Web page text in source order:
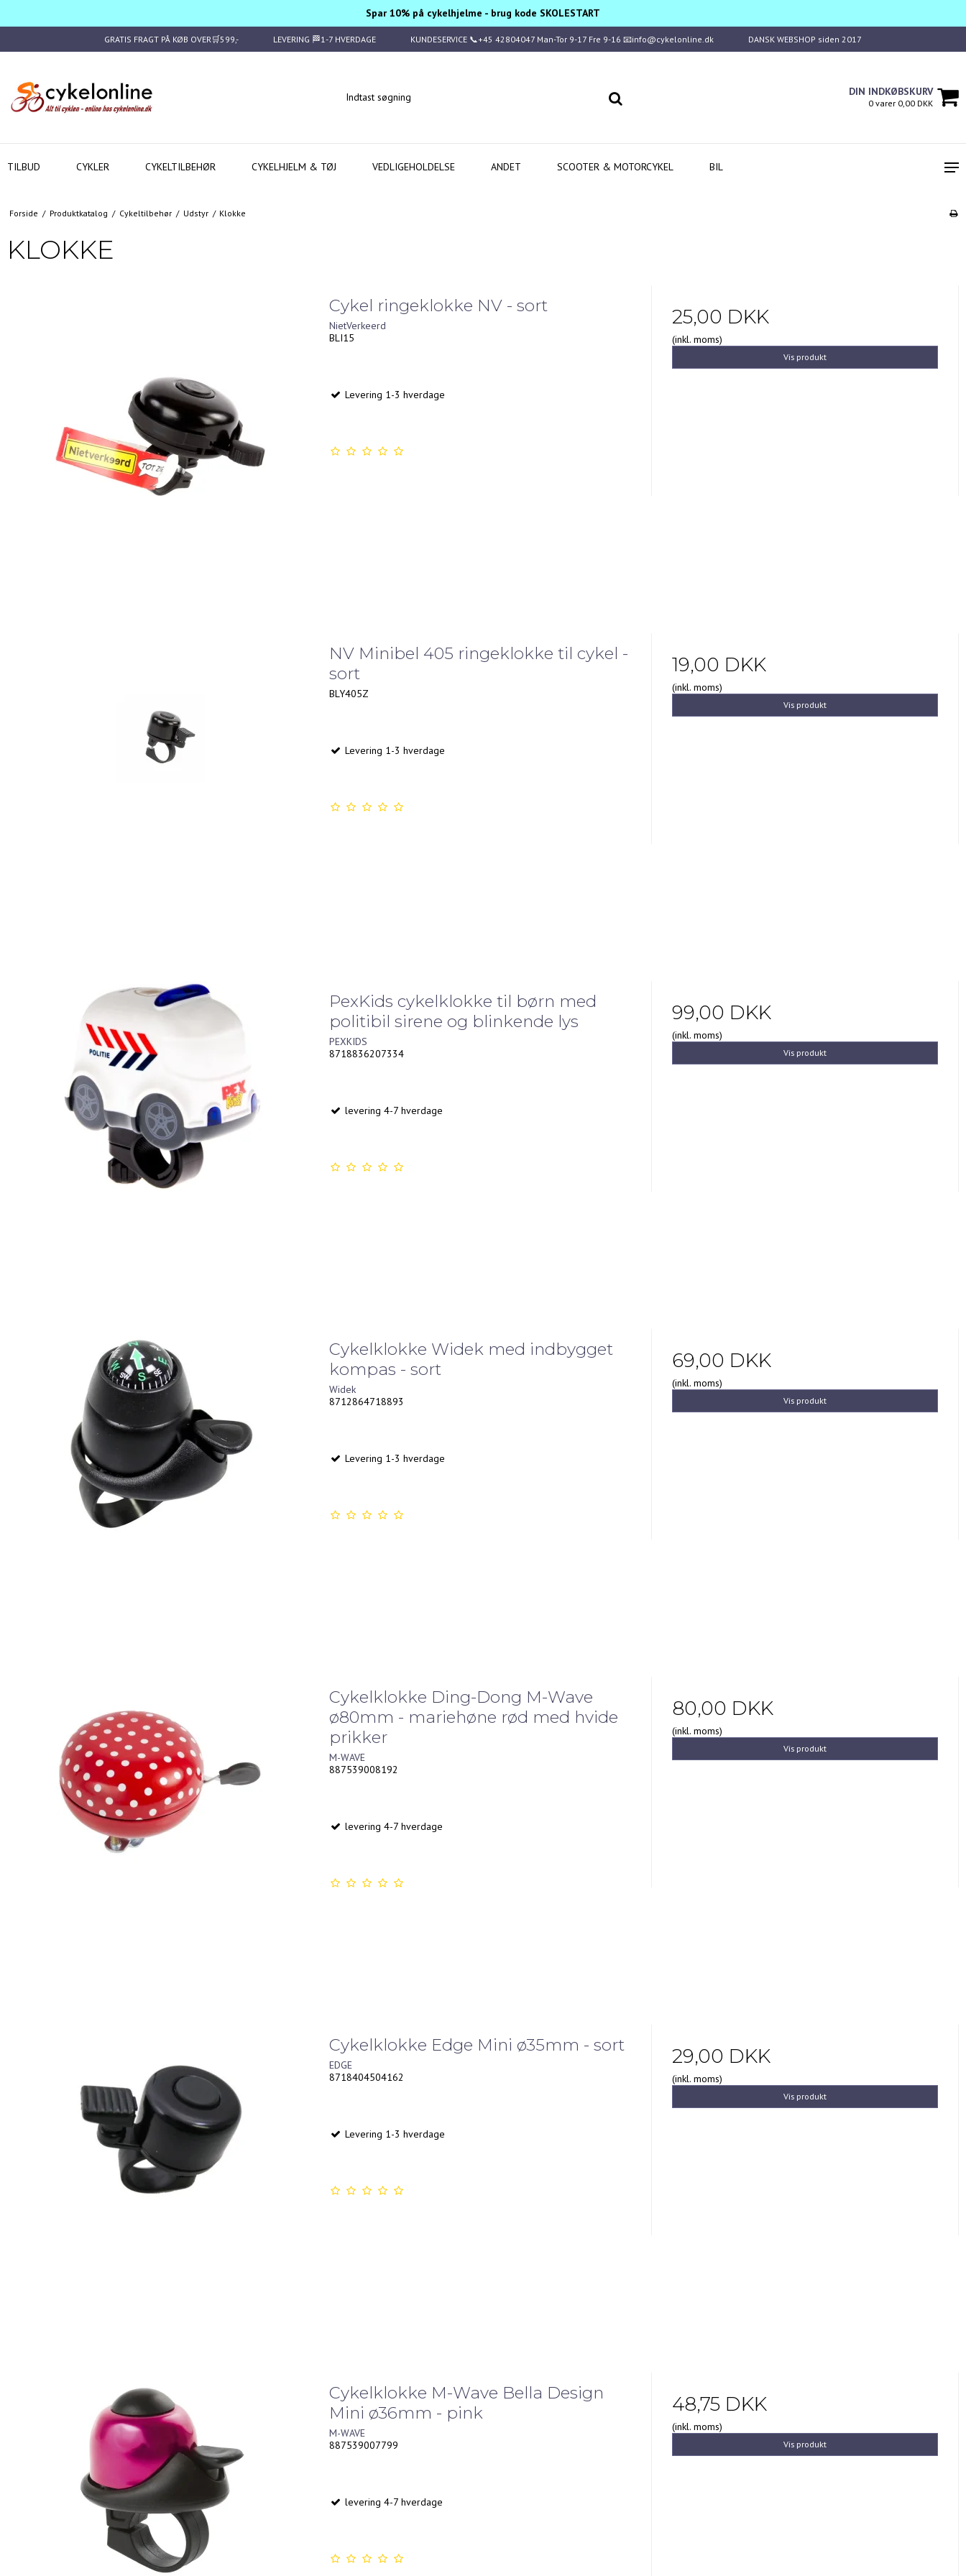
Spar 10% på cykelhjelme - brug kode SKOLESTART
GRATIS FRAGT PÅ KØB OVER🛒599,- LEVERING 🏁1-7 HVERDAGE KUNDESERVICE 📞+45 42804047 Man-Tor 9-17 Fre 9-16 📧info@cykelonline.dk DANSK WEBSHOP siden 2017
DIN INDKØBSKURV
0 varer 0,00 DKK
TILBUD CYKLER CYKELTILBEHØR CYKELHJELM & TØJ VEDLIGEHOLDELSE ANDET SCOOTER & MOTORCYKEL BIL
Forside / Produktkatalog / Cykeltilbehør / Udstyr / Klokke
KLOKKE
Cykel ringeklokke NV - sort
NietVerkeerd
BLI15
Levering 1-3 hverdage
25,00 DKK
(inkl. moms)
Vis produkt
NV Minibel 405 ringeklokke til cykel -
sort
BLY405Z
Levering 1-3 hverdage
19,00 DKK
(inkl. moms)
Vis produkt
PexKids cykelklokke til børn med
politibil sirene og blinkende lys
PEXKIDS
8718836207334
levering 4-7 hverdage
99,00 DKK
(inkl. moms)
Vis produkt
Cykelklokke Widek med indbygget
kompas - sort
Widek
8712864718893
Levering 1-3 hverdage
69,00 DKK
(inkl. moms)
Vis produkt
Cykelklokke Ding-Dong M-Wave
ø80mm - mariehøne rød med hvide
prikker
M-WAVE
887539008192
levering 4-7 hverdage
80,00 DKK
(inkl. moms)
Vis produkt
Cykelklokke Edge Mini ø35mm - sort
EDGE
8718404504162
Levering 1-3 hverdage
29,00 DKK
(inkl. moms)
Vis produkt
Cykelklokke M-Wave Bella Design
Mini ø36mm - pink
M-WAVE
887539007799
levering 4-7 hverdage
48,75 DKK
(inkl. moms)
Vis produkt